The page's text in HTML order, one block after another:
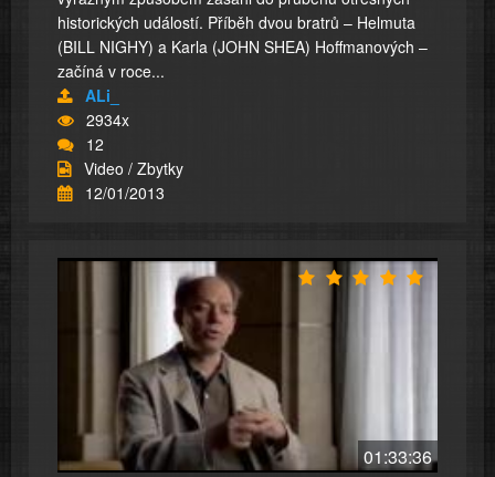
historických událostí. Příběh dvou bratrů – Helmuta
(BILL NIGHY) a Karla (JOHN SHEA) Hoffmanových –
začíná v roce...
ALi_
2934x
12
Video / Zbytky
12/01/2013
01:33:36